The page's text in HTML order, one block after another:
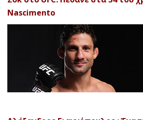
Nascimento